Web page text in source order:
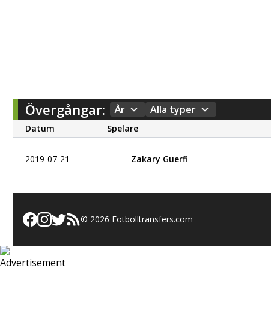
Övergångar: År Alla typer
Datum Spelare
2019-07-21 Zakary Guerfi
© 2026 Fotbolltransfers.com